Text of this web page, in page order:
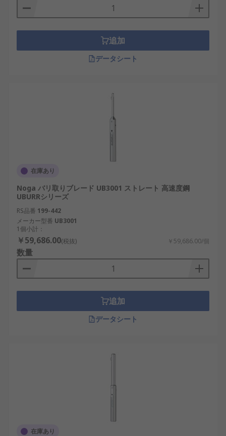
どのように使用しますか?
バリ取りツールを素材の縁に押し付けます。 バリ取
りを行う縁にツールがぴったりとなるようにツール
追加
データシート
在庫あり
Noga バリ取りブレード UB3001 ストレート 高速度鋼
UBURRシリーズ
RS品番 199-442
メーカー型番 UB3001
1個小計：
￥59,686.00(税抜) ￥59,686.00/個
数量
追加
データシート
在庫あり